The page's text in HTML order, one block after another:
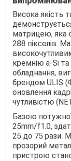
Висока якість
матрицею, яка
288 пікселів.
кремнію a-Si
обладнання,
брендом ULIS
оновлення
чутливістю
Базою
25mm/f1.0,
25 до 75 рази.
прозорий
пристрою